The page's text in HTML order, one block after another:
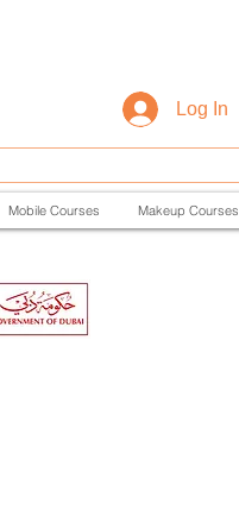
Log In
Mobile Courses Makeup Courses